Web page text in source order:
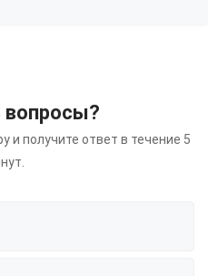
вопросы?
и получите ответ в течение 5